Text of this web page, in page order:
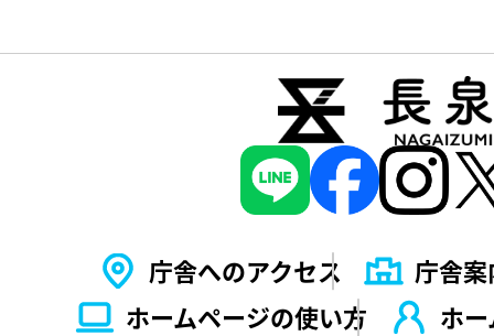
庁舎へのアクセス
庁舎案
ホームページの使い⽅
ホ